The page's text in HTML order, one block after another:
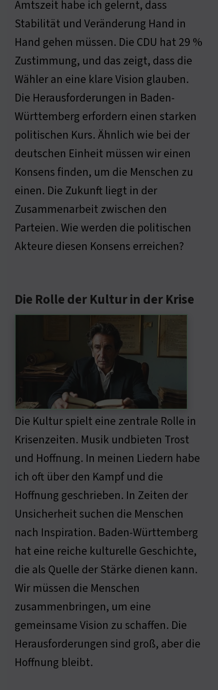
Amtszeit habe ich gelernt, dass
Stabilität und Veränderung Hand in
Hand gehen müssen. Die CDU hat 29 %
Zustimmung, und das zeigt, dass die
Wähler an eine klare Vision glauben.
Die Herausforderungen in Baden-
Württemberg erfordern einen starken
politischen Kurs. Ähnlich wie bei der
deutschen Einheit müssen wir einen
Konsens finden, um die Menschen zu
einen. Die Zukunft liegt in der
Zusammenarbeit zwischen den
Parteien. Wie werden die politischen
Akteure diesen Konsens erreichen?
Die Rolle der Kultur in der Krise
Die Kultur spielt eine zentrale Rolle in
Krisenzeiten. Musik undbieten Trost
und Hoffnung. In meinen Liedern habe
ich oft über den Kampf und die
Hoffnung geschrieben. In Zeiten der
Unsicherheit suchen die Menschen
nach Inspiration. Baden-Württemberg
hat eine reiche kulturelle Geschichte,
die als Quelle der Stärke dienen kann.
Wir müssen die Menschen
zusammenbringen, um eine
gemeinsame Vision zu schaffen. Die
Herausforderungen sind groß, aber die
Hoffnung bleibt.